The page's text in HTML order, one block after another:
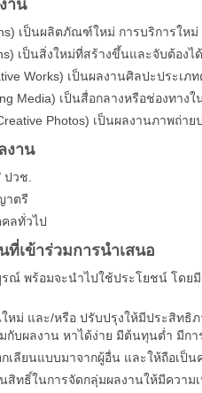
เป็นผลิตภัณฑ์ใหม่ การบริการให
เป็นสิ่งใหม่ที่สร้างขึ้นและจับต้อง
Works) เป็นผลงานศิลปะประเ
Media) เป็นสื่อกลางหรือช่องทา
Photos) เป็นผลงานภาพถ่า
งาน
วช.
าตรี
ลทั่วไป
เข้าร่วมการนำเสนอ
รณ์ พร้อมจะนำไปใช้ประโยชน์ โด
หม่ และ/หรือ ปรับปรุงให้มีประสิทธิ
บผลงาน หาได้ง่าย มีต้นทุนต่ำ มีก
เลียนแบบมาจากผู้อื่น และให้ถือเป็
สิทธิ์ในการจัดกลุ่มผลงานให้มีความ